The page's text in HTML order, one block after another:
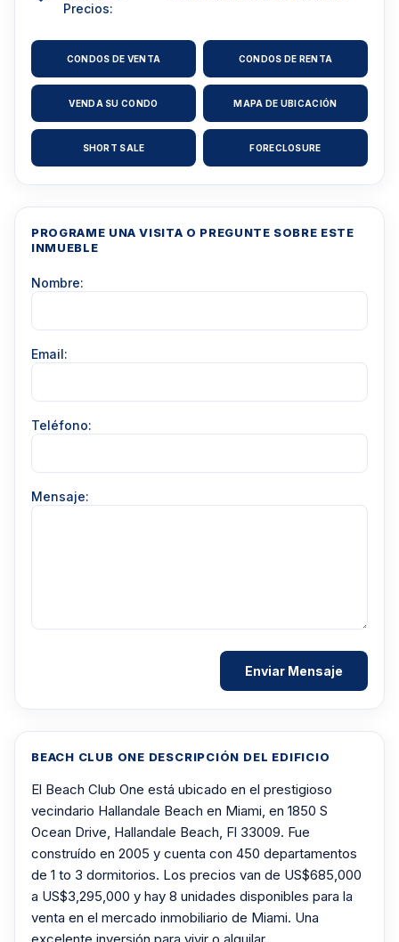
Precios:
CONDOS DE VENTA CONDOS DE RENTA
VENDA SU CONDO MAPA DE UBICACIÓN
SHORT SALE FORECLOSURE
BEACH CLUB ONE DESCRIPCIÓN DEL EDIFICIO
El Beach Club One está ubicado en el prestigioso
vecindario Hallandale Beach en Miami, en 1850 S
Ocean Drive, Hallandale Beach, Fl 33009. Fue
construído en 2005 y cuenta con 450 departamentos
de 1 to 3 dormitorios. Los precios van de US$685,000
a US$3,295,000 y hay 8 unidades disponibles para la
venta en el mercado inmobiliario de Miami. Una
PROGRAME UNA VISITA O PREGUNTE SOBRE ESTE
INMUEBLE
Nombre:
Email:
Teléfono:
Mensaje: